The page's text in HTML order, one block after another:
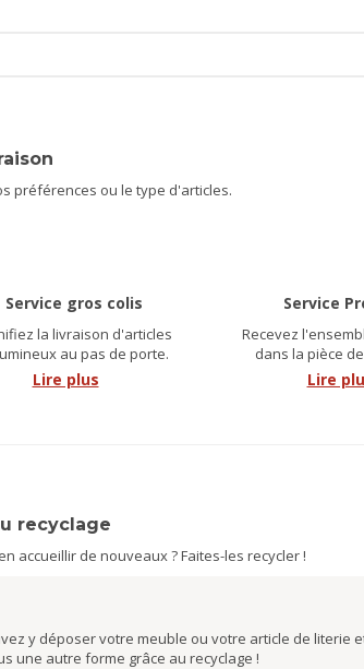
préférences ou le type d'articles.
Service gros colis
la livraison d'articles
au pas de porte.
Lire plus
Service
Recevez
dans la pièce
Lire
recyclage
accueillir de nouveaux ? Faites-les recycler !
y déposer votre meuble ou votre article de literie
une autre forme grâce au recyclage !